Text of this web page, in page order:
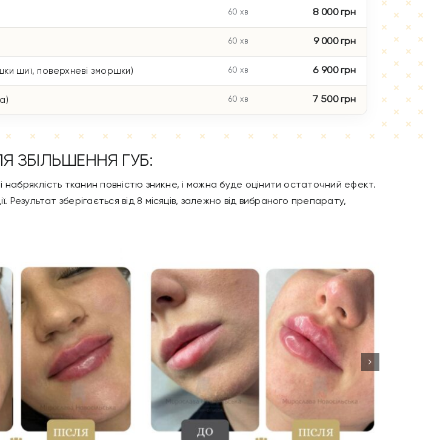
60 хв 8 000 грн
60 хв 9 000 грн
шиї, поверхневі зморшки) 60 хв 6 900 грн
60 хв 7 500 грн
ЗБІЛЬШЕННЯ ГУБ:
тканин повністю зникне, і можна буде оцінити остаточний ефект.
зберігається від 8 місяців, залежно від вибраного препарату,